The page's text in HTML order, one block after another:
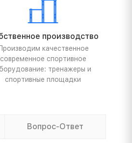
производство
качественное
современное спортивное
тренажеры и
спортивные площадки
Вопрос-Ответ